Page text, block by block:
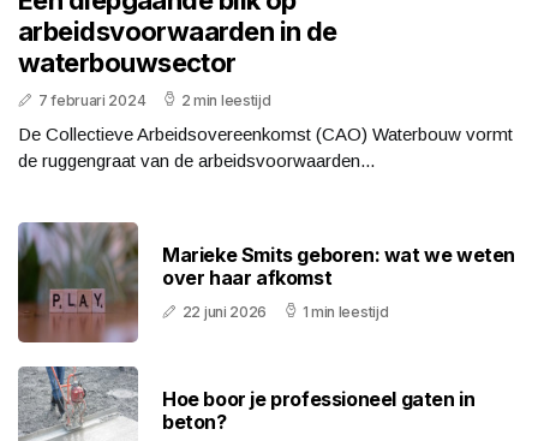
arbeidsvoorwaarden in de
waterbouwsector
7 februari 2024 2 min leestijd
De Collectieve Arbeidsovereenkomst (CAO) Waterbouw vormt
de ruggengraat van de arbeidsvoorwaarden...
Marieke Smits geboren: wat we weten
over haar afkomst
22 juni 2026 1 min leestijd
Hoe boor je professioneel gaten in
beton?